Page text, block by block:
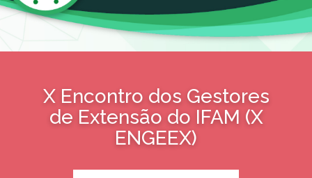
X Encontro dos Gestores
de Extensão do IFAM (X
ENGEEX)